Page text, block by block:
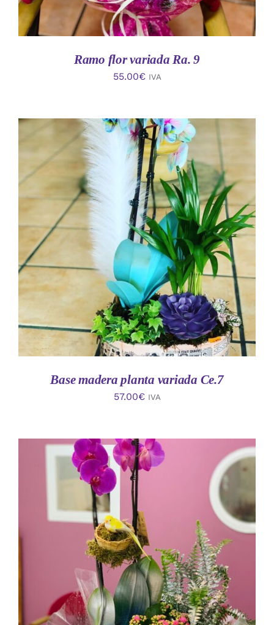
Ramo flor variada Ra. 9
55.00€ IVA
AÑADIR AL CARRITO
/
DETALLES
Base madera planta variada Ce.7
57.00€ IVA
AÑADIR AL CARRITO
/